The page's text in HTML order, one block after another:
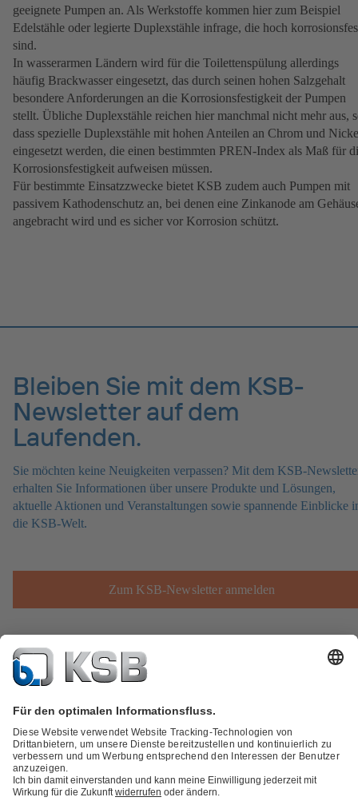
geeignete Pumpen an. Als Werkstoffe kommen hier zum Beispiel
Edelstähle oder legierte Duplexstähle infrage, die hoch
sind.
In wasserarmen Ländern wird für die Toilettenspülung allerdings
häufig Brackwasser eingesetzt, das durch seinen hohen Salzgehalt
besondere Anforderungen an die Korrosionsfestigkeit der Pumpen
stellt. Übliche Duplexstähle reichen hier manchmal nicht mehr aus,
dass spezielle Duplexstähle mit hohen Anteilen an Chrom und
eingesetzt werden, die einen bestimmten PREN-Index als Maß für
Korrosionsfestigkeit aufweisen müssen.
Für bestimmte Einsatzzwecke bietet KSB zudem auch Pumpen mit
passivem Kathodenschutz an, bei denen eine Zinkanode am
angebracht wird und es sicher vor Korrosion schützt.
Bleiben Sie mit dem KSB-
Newsletter auf dem
Laufenden.
Sie möchten keine Neuigkeiten verpassen? Mit dem KSB-
erhalten Sie Informationen über unsere Produkte und Lösungen,
aktuelle Aktionen und Veranstaltungen sowie spannende Einblicke
die KSB-Welt.
Zum KSB-Newsletter anmelden